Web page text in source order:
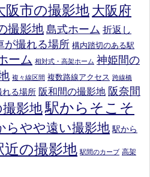
阪市の撮影地 大阪府
撮影地 島式ホーム 折返し
が撮れる場所 構内踏切のある駅
ーム 相対式・高架ホーム 神姫間の
複々線区間 複数路線アクセス 跨線橋
れる場所 阪和間の撮影地 阪奈間
影地駅からそこそ
らやや遠い撮影地 駅から
近の撮影地 駅間のカーブ 高架